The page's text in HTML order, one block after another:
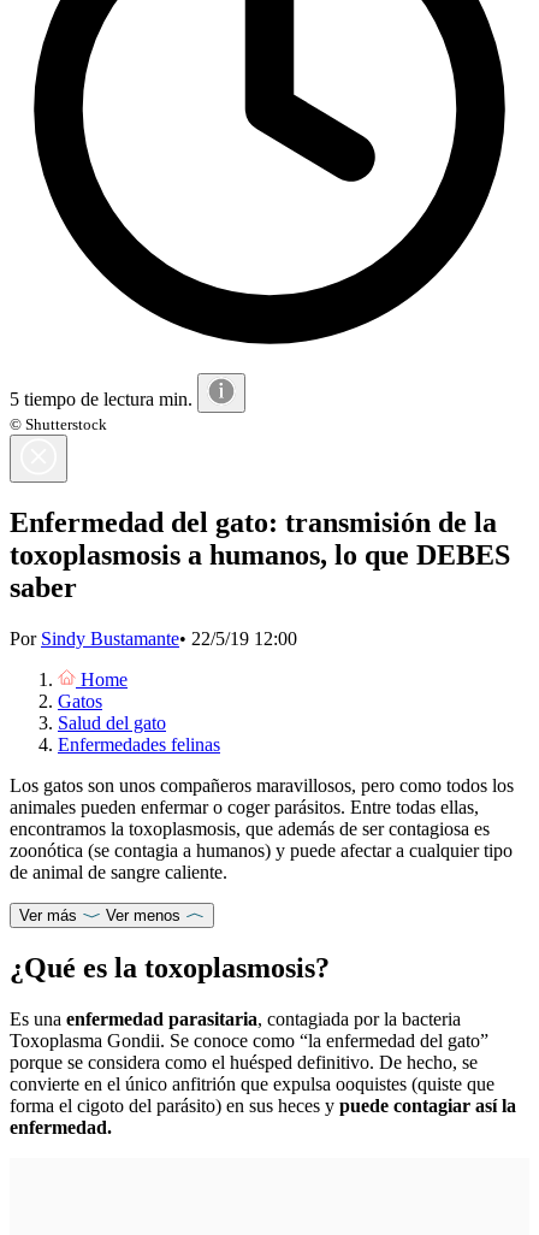
5 tiempo de lectura min.
© Shutterstock
Enfermedad del gato: transmisión de la
toxoplasmosis a humanos, lo que DEBES
saber
Por Sindy Bustamante• 22/5/19 12:00
Home
Gatos
Salud del gato
Enfermedades felinas
Los gatos son unos compañeros maravillosos, pero como todos los
animales pueden enfermar o coger parásitos. Entre todas ellas,
encontramos la toxoplasmosis, que además de ser contagiosa es
zoonótica (se contagia a humanos) y puede afectar a cualquier tipo
de animal de sangre caliente.
Ver más Ver menos
¿Qué es la toxoplasmosis?
Es una enfermedad parasitaria, contagiada por la bacteria
Toxoplasma Gondii. Se conoce como “la enfermedad del gato”
porque se considera como el huésped definitivo. De hecho, se
convierte en el único anfitrión que expulsa ooquistes (quiste que
forma el cigoto del parásito) en sus heces y puede contagiar así la
enfermedad.